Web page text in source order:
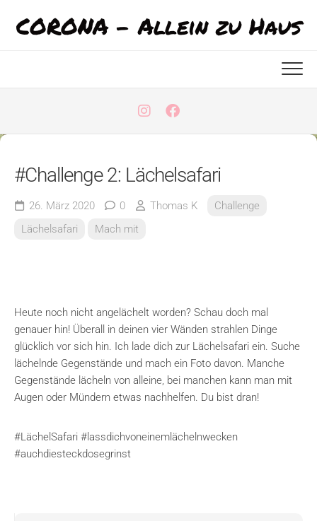
contentCORONA - Allein zu Haus
#Challenge 2: Lächelsafari
26. März 2020 0 Thomas K
Challenge
Lächelsafari
Mach mit
Heute noch nicht angelächelt worden? Schau doch mal
genauer hin! Überall in deinen vier Wänden strahlen Dinge
glücklich vor sich hin. Ich lade dich zur Lächelsafari ein. Suche
lächelnde Gegenstände und mach ein Foto davon. Manche
Gegenstände lächeln von alleine, bei manchen kann man mit
Augen oder Mündern etwas nachhelfen. Du bist dran!
#LächelSafari #lassdichvoneinemlächelnwecken
#auchdiesteckdosegrinst